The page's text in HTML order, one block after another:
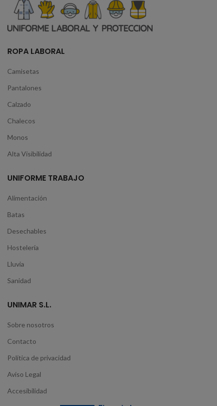
ROPA LABORAL
Camisetas
Pantalones
Calzado
Chalecos
Monos
Alta Visibilidad
UNIFORME TRABAJO
Alimentación
Batas
Desechables
Hostelería
Lluvia
Sanidad
UNIMAR S.L.
Sobre nosotros
Contacto
Política de privacidad
Aviso Legal
Accesibilidad